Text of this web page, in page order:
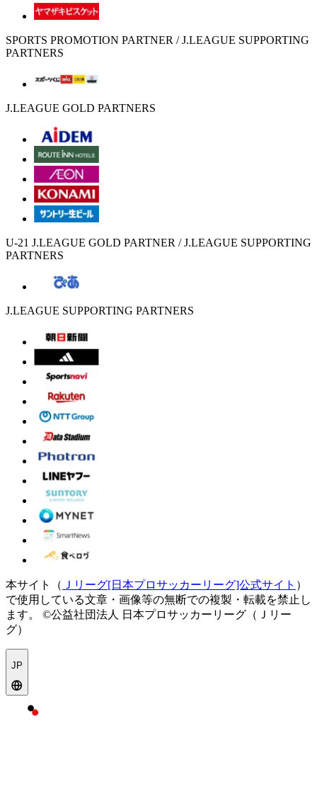
SPORTS PROMOTION PARTNER / J.LEAGUE SUPPORTING
PARTNERS
J.LEAGUE GOLD PARTNERS
U-21 J.LEAGUE GOLD PARTNER / J.LEAGUE SUPPORTING
PARTNERS
J.LEAGUE SUPPORTING PARTNERS
本サイト（ Ｊリーグ[日本プロサッカーリーグ]公式サイト ）
で使用している文章・画像等の無断での複製・転載を禁止し
ます。
©公益社団法人 日本プロサッカーリーグ（Ｊリー
グ）
JP